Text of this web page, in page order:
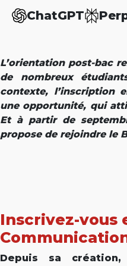
ChatGPT
L’orientation post-bac
de nombreux
contexte, l’inscription
une opportunité, qui
Et à partir de
propose de rejoindre le
Inscrivez-vous
Depuis sa